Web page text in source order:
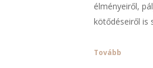
élményeiről,
kötődéseiről is
Tovább